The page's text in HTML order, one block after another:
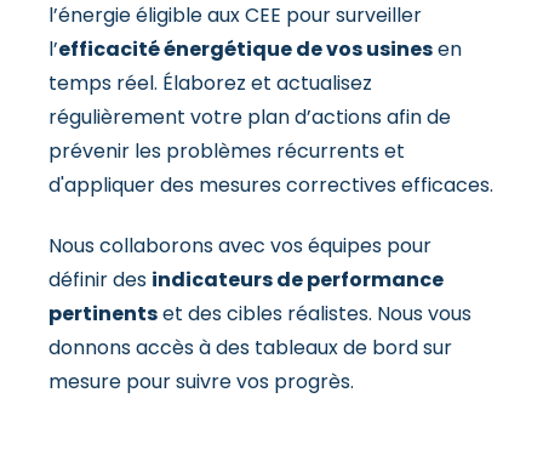
l’énergie éligible aux CEE pour surveiller
l’efficacité énergétique de vos usinesen
temps réel. Élaborez et actualisez
régulièrement votre plan d’actions afin de
prévenir les problèmes récurrents et
d'appliquer des mesures correctives efficaces.
Nous collaborons avec vos équipes pour
définir des indicateurs de performance
pertinentset des cibles réalistes. Nous vous
donnons accès à des tableaux de bord sur
mesure pour suivre vos progrès.